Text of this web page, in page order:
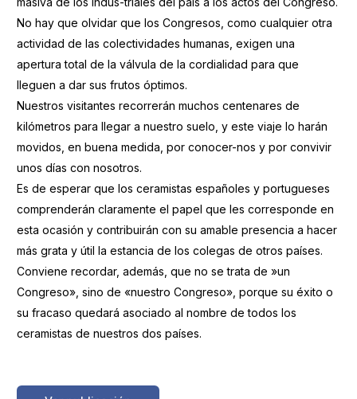
No hay que olvidar que los Congresos, como cualquier otra
actividad de las colectividades humanas, exigen una
apertura total de la válvula de la cordialidad para que
lleguen a dar sus frutos óptimos.
Nuestros visitantes recorrerán muchos centenares de
kilómetros para llegar a nuestro suelo, y este viaje lo harán
movidos, en buena medida, por conocer-nos y por convivir
unos días con nosotros.
Es de esperar que los ceramistas españoles y portugueses
comprenderán claramente el papel que les corresponde en
esta ocasión y contribuirán con su amable presencia a hacer
más grata y útil la estancia de los colegas de otros países.
Conviene recordar, además, que no se trata de »un
Congreso», sino de «nuestro Congreso», porque su éxito o
su fracaso quedará asociado al nombre de todos los
ceramistas de nuestros dos países.